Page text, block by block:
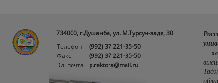
734000, г.Душанбе, ул. М.Турсун-заде, 30
Телефон
(992) 37 221-35-50
Факс
(992) 37 221-35-50
Эл. почта
p.rektora@mail.ru
—